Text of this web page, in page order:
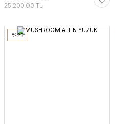
25.200,00 TL
%25